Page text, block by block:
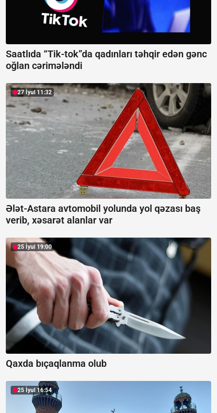
Saatlıda “Tik-tok”da qadınları təhqir edən gənc
oğlan cərimələndi
27 İyul 11:32
Ələt-Astara avtomobil yolunda yol qəzası baş
verib, xəsarət alanlar var
25 İyul 19:00
Qaxda bıçaqlanma olub
25 İyul 16:54